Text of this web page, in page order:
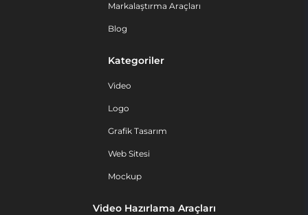
Markalaştırma Araçları
Blog
Kategoriler
Video
Logo
Grafik Tasarım
Web Sitesi
Mockup
Video Hazırlama Araçları